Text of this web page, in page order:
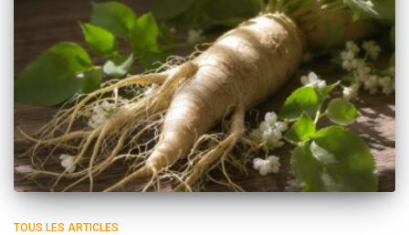
TOUS LES ARTICLES